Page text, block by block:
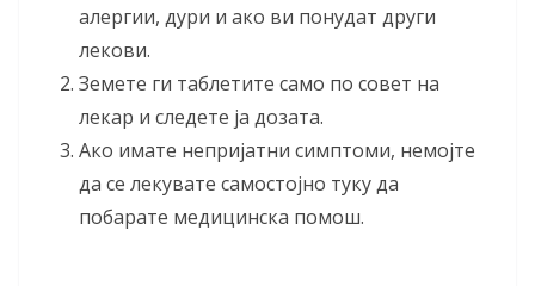
алергии, дури и ако ви понудат други
лекови.
Земете ги таблетите само по совет на
лекар и следете ја дозата.
Ако имате непријатни симптоми, немојте
да се лекувате самостојно туку да
побарате медицинска помош.